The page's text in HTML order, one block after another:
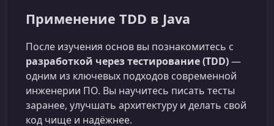
Применение TDD в Java
После изучения основ вы познакомитесь с
разработкой через тестирование (TDD)—
одним из ключевых подходов современной
инженерии ПО. Вы научитесь писать тесты
заранее, улучшать архитектуру и делать свой
код чище и надёжнее.